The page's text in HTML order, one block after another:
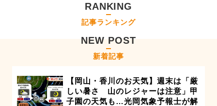
RANKING
記事ランキング
NEW POST
新着記事
【岡山・香川のお天気】週末は「厳
しい暑さ 山のレジャーは注意」甲
子園の天気も…光岡気象予報士が解